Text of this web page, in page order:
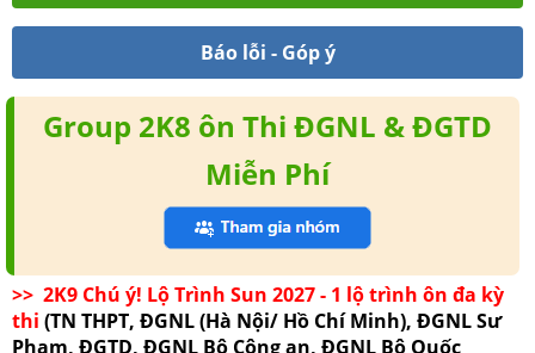
Báo lỗi - Góp ý
Group 2K8 ôn Thi ĐGNL & ĐGTD
Miễn Phí
>> 2K9 Chú ý! Lộ Trình Sun 2027 - 1 lộ trình ôn đa kỳ
thi (TN THPT, ĐGNL (Hà Nội/ Hồ Chí Minh), ĐGNL Sư
Phạm, ĐGTD, ĐGNL Bộ Công an, ĐGNL Bộ Quốc